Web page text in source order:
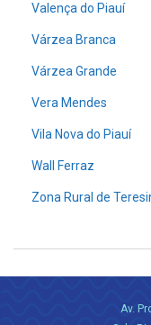
Valença do Piauí
Várzea Branca
Várzea Grande
Vera Mendes
Vila Nova do Piauí
Wall Ferraz
Zona Rural de
Av.